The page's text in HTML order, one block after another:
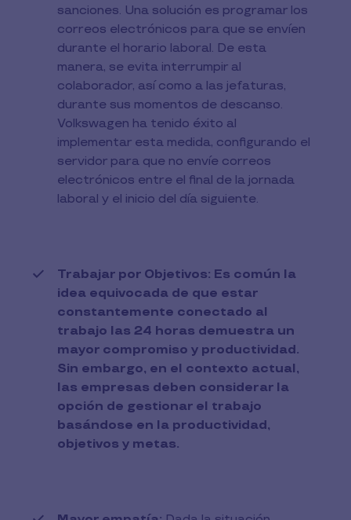
sanciones. Una solución es programar los
correos electrónicos para que se envíen
durante el horario laboral. De esta
manera, se evita interrumpir al
colaborador, así como a las jefaturas,
durante sus momentos de descanso.
Volkswagen ha tenido éxito al
implementar esta medida, configurando el
servidor para que no envíe correos
electrónicos entre el final de la jornada
laboral y el inicio del día siguiente.
Trabajar por Objetivos: Es común la
idea equivocada de que estar
constantemente conectado al
trabajo las 24 horas demuestra un
mayor compromiso y productividad.
Sin embargo, en el contexto actual,
las empresas deben considerar la
opción de gestionar el trabajo
basándose en la productividad,
objetivos y metas.